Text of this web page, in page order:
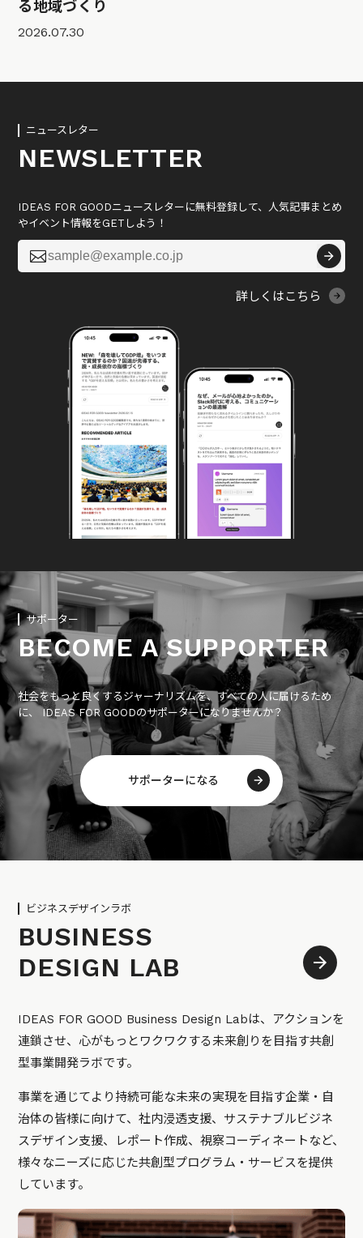
る地域づくり
2026.07.30
ニュースレター
NEWSLETTER
IDEAS FOR GOODニュースレターに無料登録して、人気記事まとめ
やイベント情報をGETしよう！

詳しくはこちら
サポーター
BECOME A SUPPORTER
社会をもっと良くするジャーナリズムを、すべての人に届けるため
に、 IDEAS FOR GOODのサポーターになりませんか？
サポーターになる
ビジネスデザインラボ
BUSINESS
DESIGN LAB
IDEAS FOR GOOD Business Design Labは、アクションを
連鎖させ、心がもっとワクワクする未来創りを目指す共創
型事業開発ラボです。
事業を通じてより持続可能な未来の実現を目指す企業・自
治体の皆様に向けて、社内浸透支援、サステナブルビジネ
スデザイン支援、レポート作成、視察コーディネートなど、
様々なニーズに応じた共創型プログラム・サービスを提供
しています。